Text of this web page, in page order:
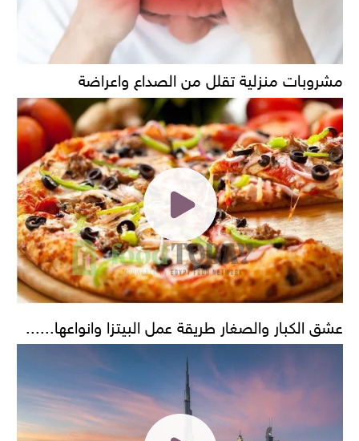
مشروبات منزلية تقلل من الصداع واعراضة
عشق الكبار والصغار طريقة عمل البيتزا وانواعها......